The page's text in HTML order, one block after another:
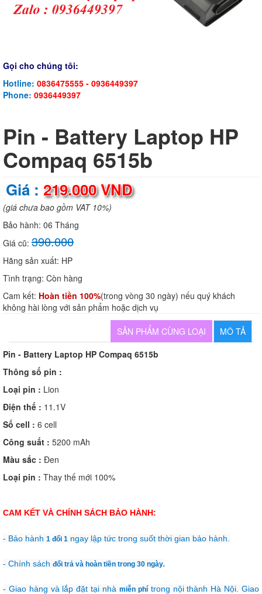
Gọi cho chúng tôi:
Hotline: 0836475555 - 0936449397
Phone: 0936449397
Pin - Battery Laptop HP
Compaq 6515b
Giá : 219.000 VND
(giá chưa bao gồm VAT 10%)
Bảo hành: 06 Tháng
Giá cũ: 390.000
Hãng sản xuất: HP
Tình trạng: Còn hàng
Cam kết: Hoàn tiền 100%(trong vòng 30 ngày) nếu quý khách
không hài lòng với sản phẩm hoặc dịch vụ
MÔ TẢ
SẢN PHẨM CÙNG LOẠI
Pin - Battery Laptop HP Compaq 6515b
Thông số pin :
Loại pin : Lion
Điện thế : 11.1V
Số cell : 6 cell
Công suất : 5200 mAh
Màu sắc : Đen
Loại pin : Thay thế mới 100%
CAM KẾT VÀ CHÍNH SÁCH BẢO HÀNH:
- Bảo hành 1 đổi 1 ngay lập tức trong suốt thời gian bảo hành.
- Chính sách đổi trả và hoàn tiền trong 30 ngày.
- Giao hàng và lắp đặt tại nhà miễn phítrong nội thành Hà Nội. Giao